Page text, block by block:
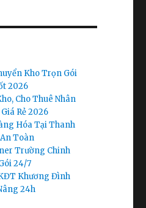
Kho Trọn Gói
2026
Cho Thuê Nhân
Rẻ 2026
Hóa Tại Thanh
Toàn
Trường Chinh
24/7
Khương Đình
24h